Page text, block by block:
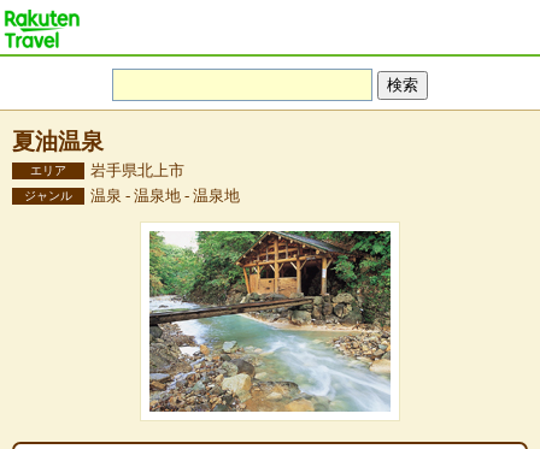
夏油温泉
エリア 岩手県北上市
ジャンル 温泉 - 温泉地 - 温泉地